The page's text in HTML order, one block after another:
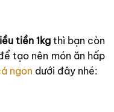
tiền 1kgthì bạn còn
tạo nên món ăn hấp
ngon dưới đây nhé: